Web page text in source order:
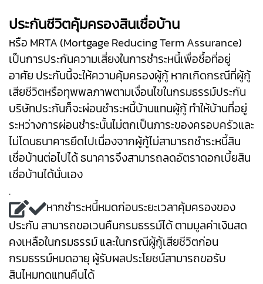
ประกันชีวิตคุ้มครองสินเชื่อบ้าน
หรือ MRTA (Mortgage Reducing Term Assurance)
เป็นการประกันความเสี่ยงในการชำระหนี้เพื่อซื้อที่อยู่
อาศัย ประกันนี้จะให้ความคุ้มครองผู้กู้ หากเกิดกรณีที่ผู้กู้
เสียชีวิตหรือทุพพลภาพตามเงื่อนไขในกรมธรรม์ประกัน
บริษัทประกันก็จะผ่อนชำระหนี้บ้านแทนผู้กู้ ทำให้บ้านที่อยู่
ระหว่างการผ่อนชำระนั้นไม่ตกเป็นภาระของครอบครัวและ
ไม่โดนธนาคารยึดไปเนื่องจากผู้กู้ไม่สามารถชำระหนี้สิน
เชื่อบ้านต่อไปได้ ธนาคารจึงสามารถลดอัตราดอกเบี้ยสิน
เชื่อบ้านได้นั่นเอง
.
หากชำระหนี้หมดก่อนระยะเวลาคุ้มครองของ
ประกัน สามารถขอเวนคืนกรมธรรม์ได้ ตามมูลค่าเงินสด
คงเหลือในกรมธรรม์ และในกรณีผู้กู้เสียชีวิตก่อน
กรมธรรม์หมดอายุ ผู้รับผลประโยชน์สามารถขอรับ
สินไหมทดแทนคืนได้